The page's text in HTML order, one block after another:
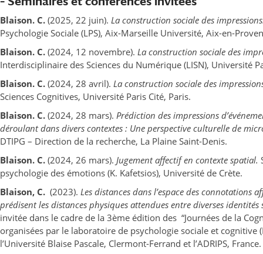
Blaison. C. (2025, 22 juin). La construction sociale des
Psychologie Sociale (LPS), Aix-Marseille Université, Aix-en-
Blaison. C. (2024, 12 novembre). La construction sociale des
Interdisciplinaire des Sciences du Numérique (LISN), Université
Blaison. C. (2024, 28 avril). La construction sociale des
Sciences Cognitives, Université Paris Cité, Paris.
Blaison. C. (2024, 28 mars). Prédiction des impressions
déroulant dans divers contextes : Une perspective culturelle de
DTIPG – Direction de la recherche, La Plaine Saint-Denis.
Blaison. C. (2024, 26 mars). Jugement affectif en contexte spatial.
psychologie des émotions (K. Kafetsios), Université de Crète.
Blaison, C. (2023). Les distances dans l’espace des connotations
prédisent les distances physiques attendues entre diverses identités
invitée dans le cadre de la 3ème édition des “Journées de la
organisées par le laboratoire de psychologie sociale et cognitive
l’Université Blaise Pascale, Clermont-Ferrand et l’ADRIPS, France.